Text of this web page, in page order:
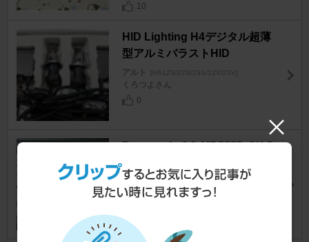
10
HID Lighting H4デジタル超薄
型アルミバラストHID
アルト [HA12S/22S/23S/12V/23V]
くろつよさん
0
Panasonic CQ-MR555D CX-D
X555D
アルト [HA12S/22S/23S/12V/23V]
rossorossoさん